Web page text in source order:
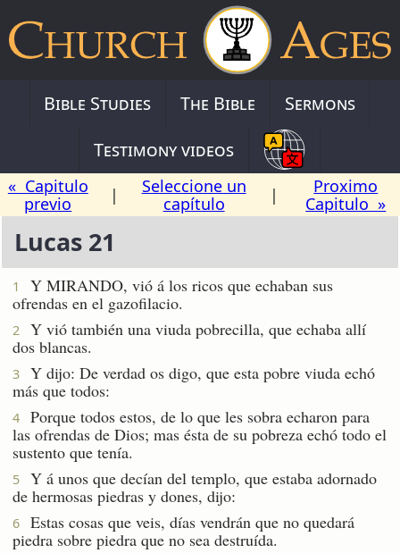
Bible Studies The Bible
Sermons
Testimony videos
« Capitulo
previo
|
Seleccione un
capítulo
|
Proximo
Capitulo »
Lucas 21
1
Y MIRANDO, vió á los ricos que echaban sus
ofrendas en el gazofilacio.
2
Y vió también una viuda pobrecilla, que echaba allí
dos blancas.
3
Y dijo: De verdad os digo, que esta pobre viuda echó
más que todos:
4
Porque todos estos, de lo que les sobra echaron para
las ofrendas de Dios; mas ésta de su pobreza echó todo el
sustento que tenía.
5
Y á unos que decían del templo, que estaba adornado
de hermosas piedras y dones, dijo:
6
Estas cosas que veis, días vendrán que no quedará
piedra sobre piedra que no sea destruída.